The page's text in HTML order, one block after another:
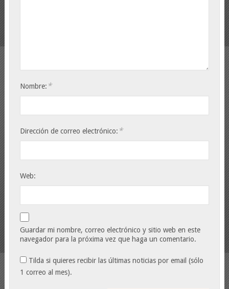
Nombre: *
Dirección de correo electrónico: *
Web:
Guardar mi nombre, correo electrónico y sitio web en este
navegador para la próxima vez que haga un comentario.
Tilda si quieres recibir las últimas noticias por email (sólo
1 correo al mes).